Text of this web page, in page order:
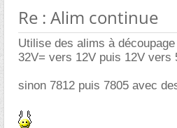
Re : Alim continue
Utilise des alims à
32V= vers 12V puis 12V vers
sinon 7812 puis 7805 avec